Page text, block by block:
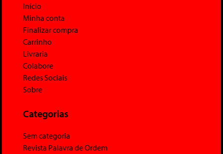
Início
Minha conta
Finalizar compra
Carrinho
Livraria
Colabore
Redes Sociais
Sobre
Categorias
Sem categoria
Revista Palavra de Ordem